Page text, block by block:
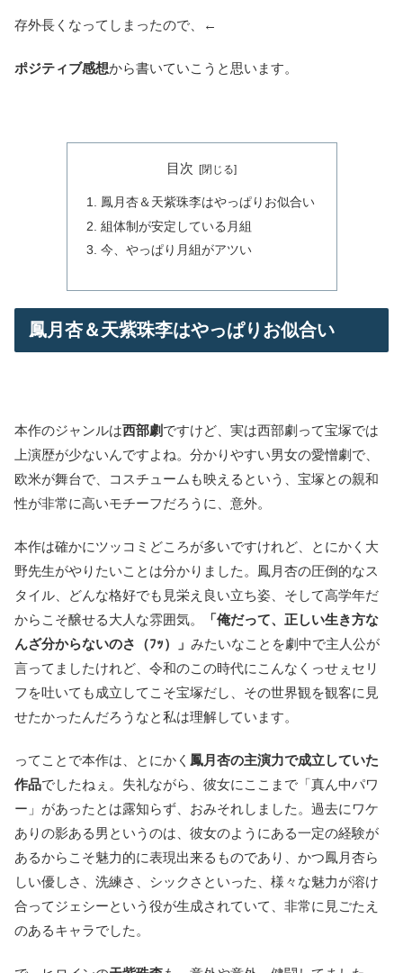
存外長くなってしまったので、←
ポジティブ感想から書いていこうと思います。
目次
鳳月杏＆天紫珠李はやっぱりお似合い
組体制が安定している月組
今、やっぱり月組がアツい
鳳月杏＆天紫珠李はやっぱりお似合い
本作のジャンルは西部劇ですけど、実は西部劇って宝塚では
上演歴が少ないんですよね。分かりやすい男女の愛憎劇で、
欧米が舞台で、コスチュームも映えるという、宝塚との親和
性が非常に高いモチーフだろうに、意外。
本作は確かにツッコミどころが多いですけれど、とにかく大
野先生がやりたいことは分かりました。鳳月杏の圧倒的なス
タイル、どんな格好でも見栄え良い立ち姿、そして高学年だ
からこそ醸せる大人な雰囲気。
「俺だって、正しい生き方な
んざ分からないのさ（ﾌｯ）」 みたいなことを劇中で主人公が
言ってましたけれど、令和のこの時代にこんなくっせぇセリ
フを吐いても成立してこそ宝塚だし、その世界観を観客に見
せたかったんだろうなと私は理解しています。
ってことで本作は、とにかく 鳳月杏の主演力で成立していた
作品でしたねぇ。失礼ながら、彼女にここまで「真ん中パワ
ー」があったとは露知らず、おみそれしました。過去にワケ
ありの影ある男というのは、彼女のようにある一定の経験が
あるからこそ魅力的に表現出来るものであり、かつ鳳月杏ら
しい優しさ、洗練さ、シックさといった、様々な魅力が溶け
合ってジェシーという役が生成されていて、非常に見ごたえ
のあるキャラでした。